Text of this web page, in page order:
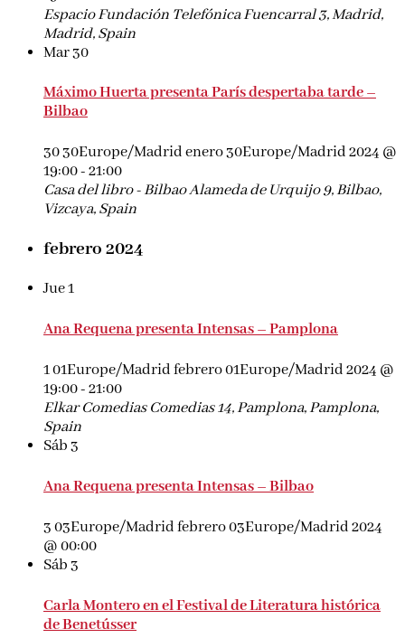
Espacio Fundación TelefónicaFuencarral 3, Madrid,
Madrid, Spain
Mar30
Máximo Huerta presenta París despertaba tarde –
Bilbao
30 30Europe/Madrid enero 30Europe/Madrid 2024 @
19:00-21:00
Casa del libro - BilbaoAlameda de Urquijo 9, Bilbao,
Vizcaya, Spain
febrero 2024
Jue1
Ana Requena presenta Intensas – Pamplona
1 01Europe/Madrid febrero 01Europe/Madrid 2024 @
19:00-21:00
Elkar ComediasComedias 14, Pamplona, Pamplona,
Spain
Sáb3
Ana Requena presenta Intensas – Bilbao
3 03Europe/Madrid febrero 03Europe/Madrid 2024
@ 00:00
Sáb3
Carla Montero en el Festival de Literatura histórica
de Benetússer